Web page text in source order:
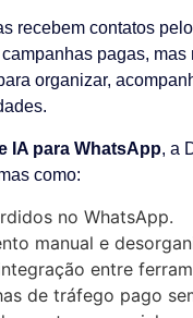
recebem contatos
pagas, mas
organizar,
IA para WhatsApp, a
como:
no WhatsApp.
manual e
entre
de tráfego pago